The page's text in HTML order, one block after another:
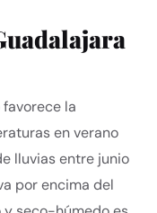
la
en verano
lluvias entre junio
por encima del